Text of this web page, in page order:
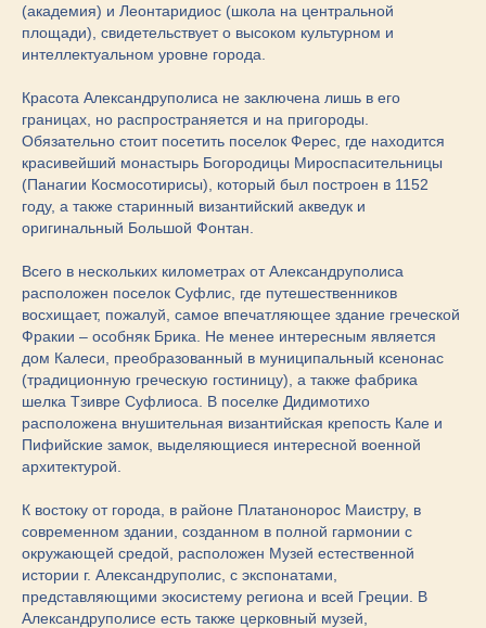
(академия) и Леонтаридиос (школа на центральной
площади), свидетельствует о высоком культурном и
интеллектуальном уровне города.
Красота Александруполиса не заключена лишь в его
границах, но распространяется и на пригороды.
Обязательно стоит посетить поселок Ферес, где находится
красивейший монастырь Богородицы Мироспасительницы
(Панагии Космосотирисы), который был построен в 1152
году, а также старинный византийский акведук и
оригинальный Большой Фонтан.
Всего в нескольких километрах от Александруполиса
расположен поселок Суфлис, где путешественников
восхищает, пожалуй, самое впечатляющее здание греческой
Фракии – особняк Брика. Не менее интересным является
дом Калеси, преобразованный в муниципальный ксенонас
(традиционную греческую гостиницу), а также фабрика
шелка Тзивре Суфлиоса. В поселке Дидимотихо
расположена внушительная византийская крепость Кале и
Пифийские замок, выделяющиеся интересной военной
архитектурой.
К востоку от города, в районе Платанонорос Маистру, в
современном здании, созданном в полной гармонии с
окружающей средой, расположен Музей естественной
истории г. Александруполис, с экспонатами,
представляющими экосистему региона и всей Греции. В
Александруполисе есть также церковный музей,